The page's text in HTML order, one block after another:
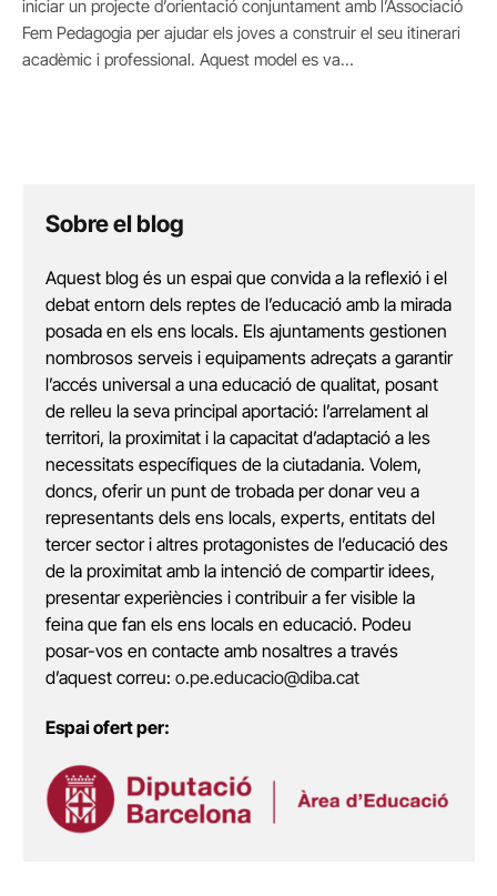
iniciar un projecte d’orientació conjuntament amb l’Associació
Fem Pedagogia per ajudar els joves a construir el seu itinerari
acadèmic i professional. Aquest model es va…
Sobre el blog
Aquest blog és un espai que convida a la reflexió i el
debat entorn dels reptes de l’educació amb la mirada
posada en els ens locals. Els ajuntaments gestionen
nombrosos serveis i equipaments adreçats a garantir
l’accés universal a una educació de qualitat, posant
de relleu la seva principal aportació: l’arrelament al
territori, la proximitat i la capacitat d’adaptació a les
necessitats específiques de la ciutadania. Volem,
doncs, oferir un punt de trobada per donar veu a
representants dels ens locals, experts, entitats del
tercer sector i altres protagonistes de l’educació des
de la proximitat amb la intenció de compartir idees,
presentar experiències i contribuir a fer visible la
feina que fan els ens locals en educació. Podeu
posar-vos en contacte amb nosaltres a través
d’aquest correu: o.pe.educacio@diba.cat
Espai ofert per: